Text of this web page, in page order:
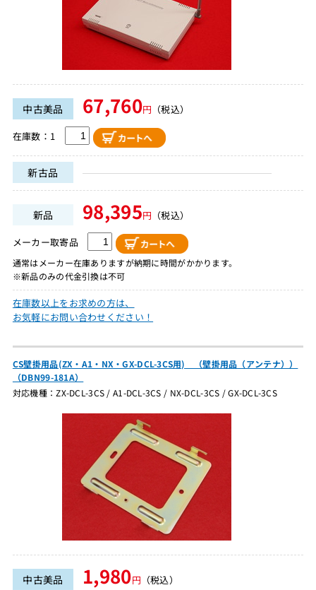
中古美品 67,760円 （税込）
在庫数：1
新古品
新品 98,395円 （税込）
メーカー取寄品
通常はメーカー在庫ありますが納期に時間がかかります。
※新品のみの代金引換は不可
在庫数以上をお求めの方は、
お気軽にお問い合わせください！
CS壁掛用品(ZX・A1・NX・GX-DCL-3CS用) （壁掛用品（アンテナ））
（DBN99-181A）
対応機種：ZX-DCL-3CS / A1-DCL-3CS / NX-DCL-3CS / GX-DCL-3CS
中古美品 1,980円 （税込）